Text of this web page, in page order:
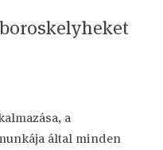
a
által minden